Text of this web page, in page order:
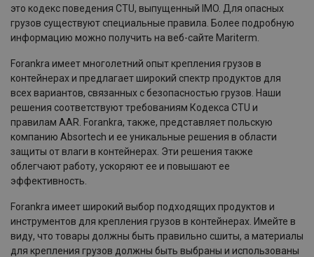
это кодекс поведения CTU, выпущенный IMO. Для опасных
грузов существуют специальные правила. Более подробную
информацию можно получить на веб-сайте Mariterm.
Forankra имеет многолетний опыт крепления грузов в
контейнерах и предлагает широкий спектр продуктов для
всех вариантов, связанных с безопасностью грузов. Наши
решения соответствуют требованиям Кодекса CTU и
правилам AAR. Forankra, также, представляет польскую
компанию Absortech и ее уникальные решения в области
защиты от влаги в контейнерах. Эти решения также
облегчают работу, ускоряют ее и повышают ее
эффективность.
Forankra имеет широкий выбор подходящих продуктов и
инструментов для крепления грузов в контейнерах. Имейте в
виду, что товары должны быть правильно сшиты, а материалы
для крепления грузов должны быть выбраны и использованы